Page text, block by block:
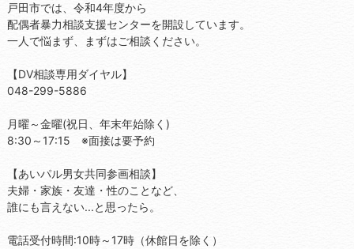
戸田市では、令和4年度から
配偶者暴力相談支援センターを開設しています。
一人で悩まず、まずはご相談ください。
【DV相談専用ダイヤル】
048-299-5886
月曜～金曜(祝日、年末年始除く)
8:30～17:15 ※面接は要予約
【あいパル男女共同参画相談】
夫婦・家族・友達・性のことなど、
誰にも言えない...と思ったら。
電話受付時間:10時～17時（休館日を除く）